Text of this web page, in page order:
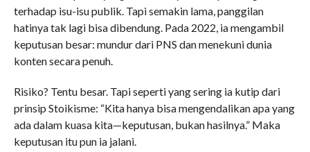
terhadap isu-isu publik. Tapi semakin lama, panggilan
hatinya tak lagi bisa dibendung. Pada 2022, ia mengambil
keputusan besar: mundur dari PNS dan menekuni dunia
konten secara penuh.
Risiko? Tentu besar. Tapi seperti yang sering ia kutip dari
prinsip Stoikisme: “Kita hanya bisa mengendalikan apa yang
ada dalam kuasa kita—keputusan, bukan hasilnya.” Maka
keputusan itu pun ia jalani.